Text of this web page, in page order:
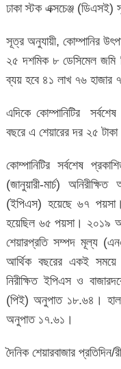
ঢাকা স্টক এক্সচেঞ্জ
সূত্র অনুযায়ী, কোম্পানির
২৫ দশমিক ৮ ডেসিমেল জমি
ব্যয় হবে ৪১ লাখ ৭৬ হাজার
এদিকে কোম্পানিটির
বছরে এ শেয়ারের দর ২৫
কোম্পানিটির সর্বশেষ
(জানুয়ারী-মার্চ)
(ইপিএস) হয়েছে ৬৭
হয়েছিল ৬৫ পয়সা। ২০১৯
শেয়ারপ্রতি সম্পদ মূল্য
আর্থিক বছরের একই
নিরীক্ষিত ইপিএস ও
(পিই) অনুপাত ১৮.৬৪।
অনুপাত ১৭.৬১।
দৈনিক শেয়ারবাজার প্রতিদিন/রী